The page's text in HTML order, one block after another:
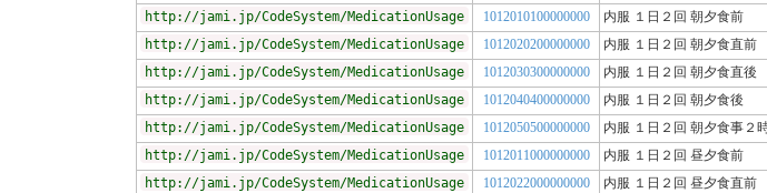
http://jami.jp/CodeSystem/MedicationUsage
1012010100000000
内服 １日２回 朝夕食前
http://jami.jp/CodeSystem/MedicationUsage
1012020200000000
内服 １日２回 朝夕食直前
http://jami.jp/CodeSystem/MedicationUsage
1012030300000000
内服 １日２回 朝夕食直後
http://jami.jp/CodeSystem/MedicationUsage
1012040400000000
内服 １日２回 朝夕食後
http://jami.jp/CodeSystem/MedicationUsage
1012050500000000
内服 １日２回 朝夕食事２
http://jami.jp/CodeSystem/MedicationUsage
1012011000000000
内服 １日２回 昼夕食前
http://jami.jp/CodeSystem/MedicationUsage
1012022000000000
内服 １日２回 昼夕食直前